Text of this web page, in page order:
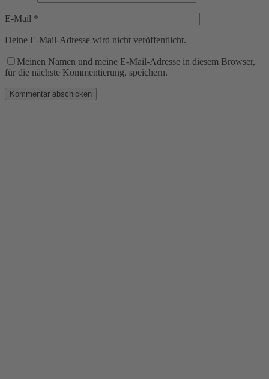
E-Mail *
Deine E-Mail-Adresse wird nicht veröffentlicht.
Meinen Namen und meine E-Mail-Adresse in diesem Browser,
für die nächste Kommentierung, speichern.